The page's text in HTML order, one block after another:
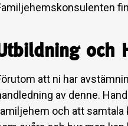
och
att ni har
av denne.
och att samtala